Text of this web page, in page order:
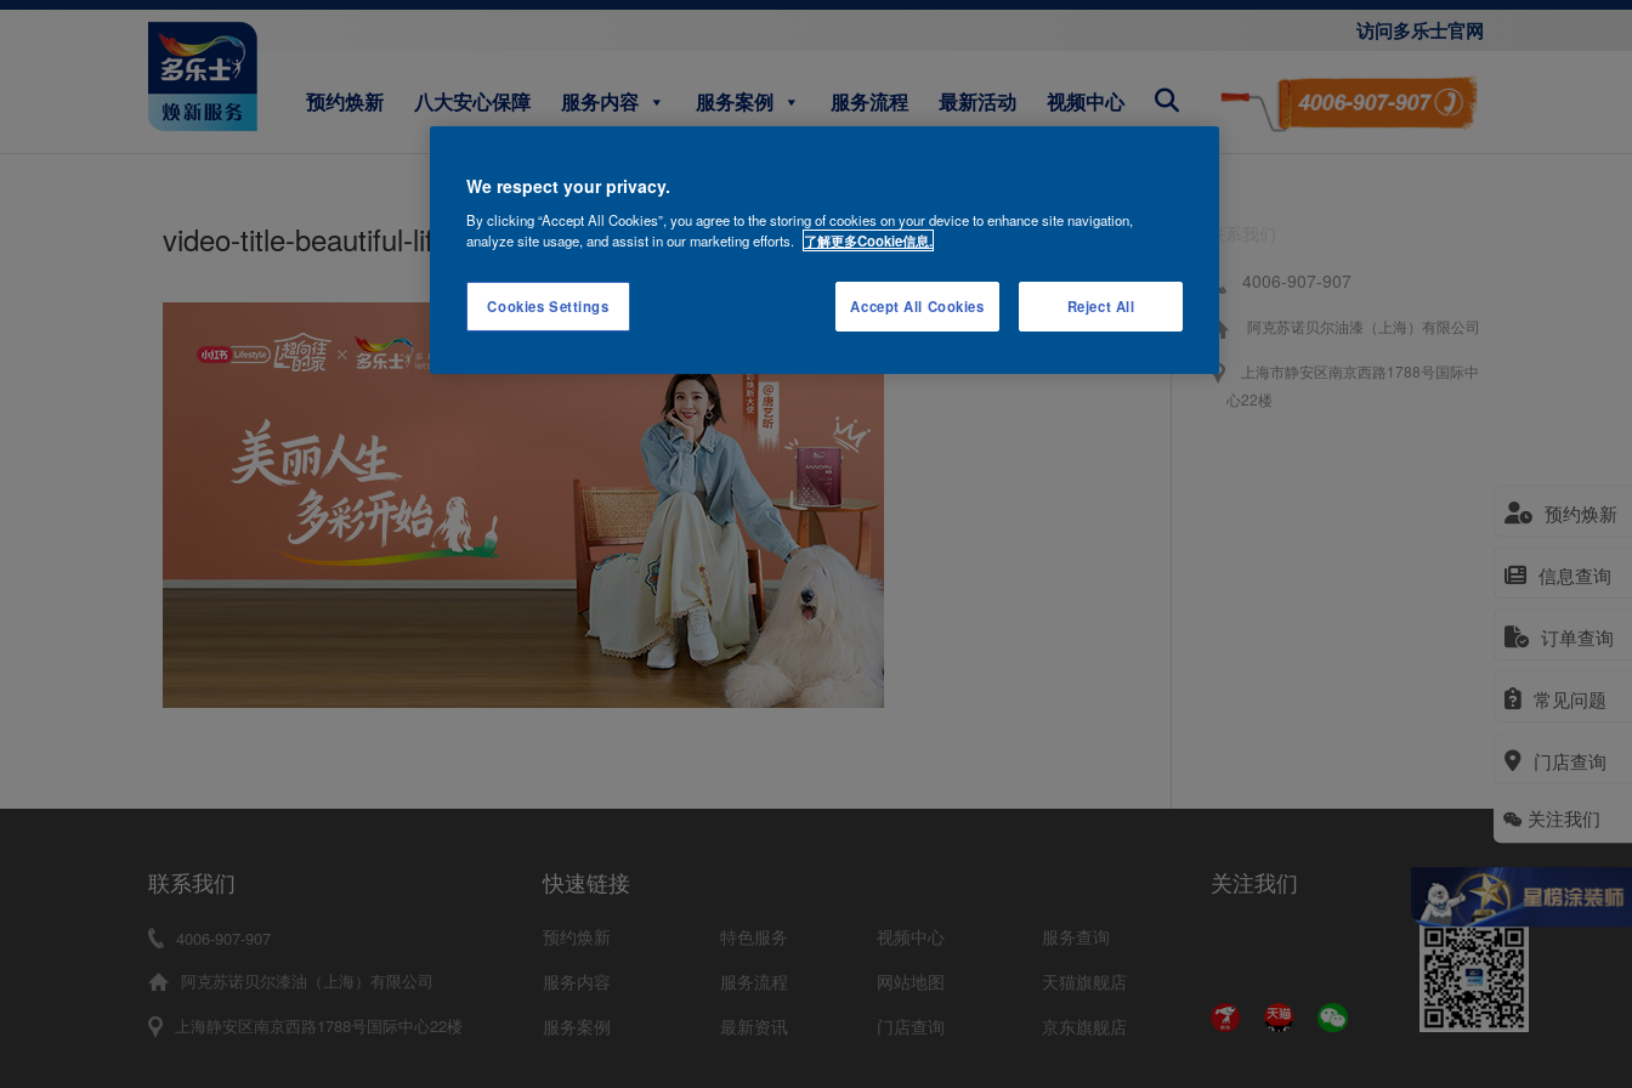
访问多乐士官网
预约焕新 八大安心保障 服务内容 服务案例 服务流程 最新活动 视频中心
预约焕新
信息查询
订单查询
常见问题
门店查询
关注我们
video-title-beautiful-life-colorful-beginnings-2
4006-907-907
阿克苏诺贝尔油漆（上海）有限公司
上海市静安区南京西路1788号国际中
心22楼
联系我们
4006-907-907
阿克苏诺贝尔漆油（上海）有限公司
上海静安区南京西路1788号国际中心22楼
快速链接
预约焕新
特色服务
服务内容
服务流程
服务案例
最新资讯
视频中心
服务查询
网站地图
天猫旗舰店
门店查询
京东旗舰店
关注我们
We respect your privacy.
By clicking “Accept All Cookies”, you agree to the storing of cookies on your device to enhance site navigation,
analyze site usage, and assist in our marketing efforts.
了解更多Cookie信息.
Cookies Settings Reject All
Accept All Cookies